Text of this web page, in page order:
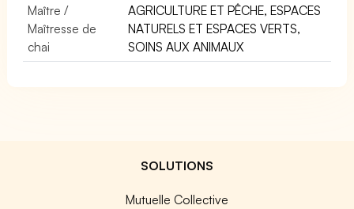
Maître /
Maîtresse de
chai
AGRICULTURE ET PÊCHE, ESPACES
NATURELS ET ESPACES VERTS,
SOINS AUX ANIMAUX
SOLUTIONS
Mutuelle Collective